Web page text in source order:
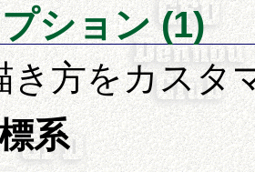
ション (1)
き方をカスタ
系